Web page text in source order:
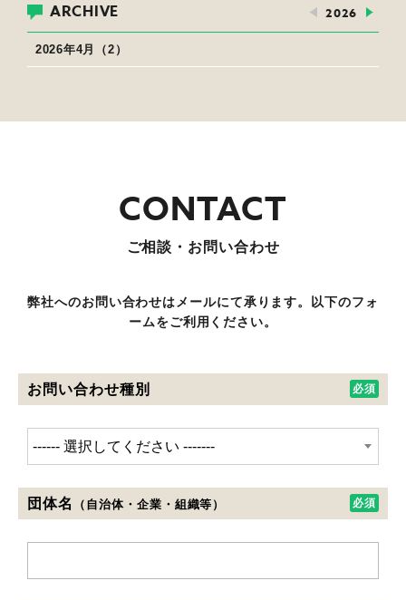
ARCHIVE 2026
2026年4月（2）
ご相談・お問い合わせ
弊社へのお問い合わせはメールにて承ります。以下のフォ
ームをご利用ください。
お問い合わせ種別
団体名 （自治体・企業・組織等）